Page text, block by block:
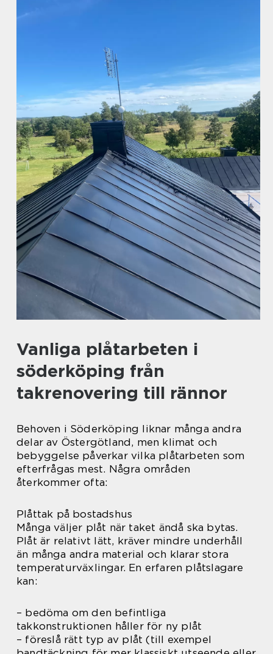
Vanliga plåtarbeten i
söderköping från
takrenovering till rännor
Behoven i Söderköping liknar många andra
delar av Östergötland, men klimat och
bebyggelse påverkar vilka plåtarbeten som
efterfrågas mest. Några områden
återkommer ofta:
Plåttak på bostadshus
Många väljer plåt när taket ändå ska bytas.
Plåt är relativt lätt, kräver mindre underhåll
än många andra material och klarar stora
temperaturväxlingar. En erfaren plåtslagare
kan:
– bedöma om den befintliga
takkonstruktionen håller för ny plåt
– föreslå rätt typ av plåt (till exempel